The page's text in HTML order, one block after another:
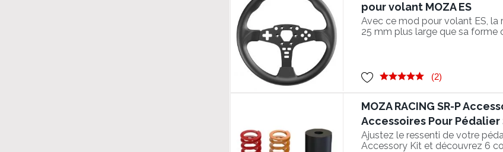
pour volant MOZA ES
Avec ce mod pour volant ES, la
25 mm plus large que sa forme
(2)
MOZA RACING SR-P
Accessoires Pour Pédalier
Ajustez le ressenti de votre
Accessory Kit et découvrez 6